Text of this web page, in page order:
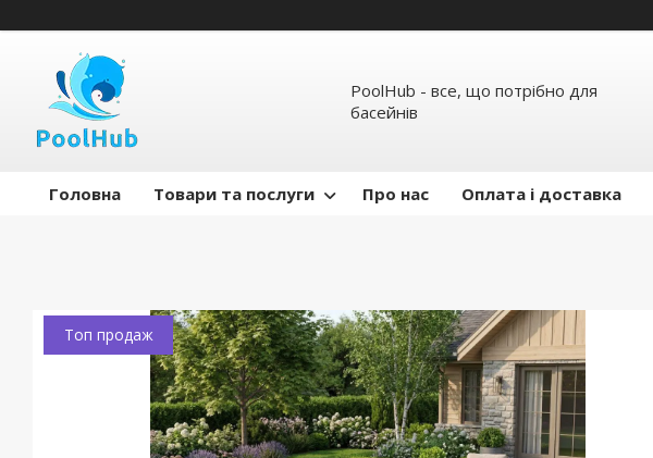
PoolHub - все, що потрібно для
басейнів
Головна Товари та послуги Про нас Оплата і доставка
Топ продаж